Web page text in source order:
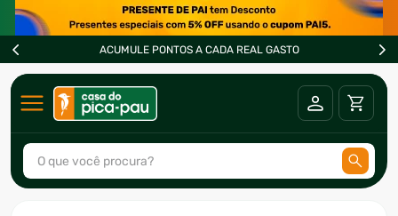
ACUMULE PONTOS A CADA REAL GASTO
O que você procura?